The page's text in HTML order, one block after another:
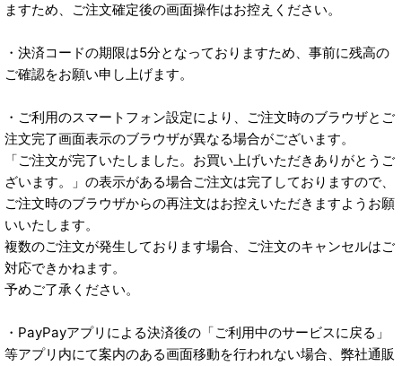
ますため、ご注文確定後の画面操作はお控えください。
・決済コードの期限は5分となっておりますため、事前に残高の
ご確認をお願い申し上げます。
・ご利用のスマートフォン設定により、ご注文時のブラウザとご
注文完了画面表示のブラウザが異なる場合がございます。
「ご注文が完了いたしました。お買い上げいただきありがとうご
ざいます。」の表示がある場合ご注文は完了しておりますので、
ご注文時のブラウザからの再注文はお控えいただきますようお願
いいたします。
複数のご注文が発生しております場合、ご注文のキャンセルはご
対応できかねます。
予めご了承ください。
・PayPayアプリによる決済後の「ご利用中のサービスに戻る」
等アプリ内にて案内のある画面移動を行われない場合、弊社通販